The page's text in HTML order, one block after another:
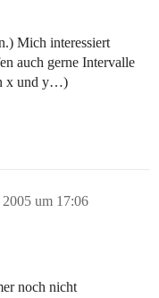
Mich interessiert
auch gerne Intervalle
x und y…)
2005 um 17:06
noch nicht